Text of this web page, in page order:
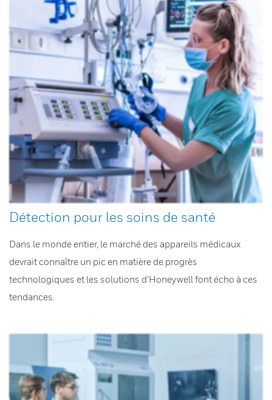
Détection pour les soins de santé
Dans le monde entier, le marché des appareils médicaux
devrait connaître un pic en matière de progrès
technologiques et les solutions d’Honeywell font écho à ces
tendances.